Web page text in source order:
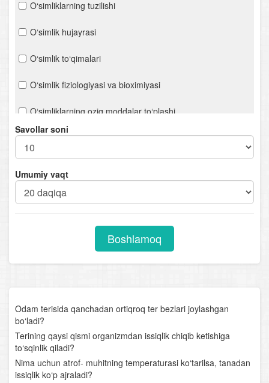
O‘simliklarning tuzilishi
O‘simlik hujayrasi
O‘simlik to‘qimalari
O‘simlik fiziologiyasi va bioximiyasi
O‘simliklarning oziq moddalar to‘plashi
Bakteriyalar
O‘simliklarning ko‘payishi
Qishloq xo‘jalik o‘simliklari
O‘simlik dunyosining muhofazasi
O‘simliklar evolyutsiyasi
Boshoyoqli mollyuskalar
Savollar soni
Umumiy vaqt
Boshlamoq
Odam terisida qanchadan ortiqroq ter bezlari joylashgan
bo‘ladi?
Terining qaysi qismi organizmdan issiqlik chiqib ketishiga
to‘sqinlik qiladi?
Nima uchun atrof- muhitning temperaturasi ko‘tarilsa, tanadan
issiqlik ko‘p ajraladi?